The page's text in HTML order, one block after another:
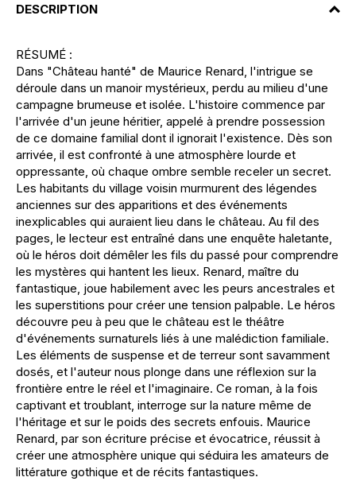
DESCRIPTION
RÉSUMÉ :
Dans "Château hanté" de Maurice Renard, l'intrigue se
déroule dans un manoir mystérieux, perdu au milieu d'une
campagne brumeuse et isolée. L'histoire commence par
l'arrivée d'un jeune héritier, appelé à prendre possession
de ce domaine familial dont il ignorait l'existence. Dès son
arrivée, il est confronté à une atmosphère lourde et
oppressante, où chaque ombre semble receler un secret.
Les habitants du village voisin murmurent des légendes
anciennes sur des apparitions et des événements
inexplicables qui auraient lieu dans le château. Au fil des
pages, le lecteur est entraîné dans une enquête haletante,
où le héros doit démêler les fils du passé pour comprendre
les mystères qui hantent les lieux. Renard, maître du
fantastique, joue habilement avec les peurs ancestrales et
les superstitions pour créer une tension palpable. Le héros
découvre peu à peu que le château est le théâtre
d'événements surnaturels liés à une malédiction familiale.
Les éléments de suspense et de terreur sont savamment
dosés, et l'auteur nous plonge dans une réflexion sur la
frontière entre le réel et l'imaginaire. Ce roman, à la fois
captivant et troublant, interroge sur la nature même de
l'héritage et sur le poids des secrets enfouis. Maurice
Renard, par son écriture précise et évocatrice, réussit à
créer une atmosphère unique qui séduira les amateurs de
littérature gothique et de récits fantastiques.